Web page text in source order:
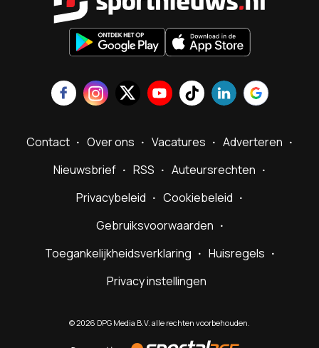
Contact Over ons Vacatures
Adverteren
Nieuwsbrief
RSS
Auteursrechten
Privacybeleid
Cookiebeleid
Gebruiksvoorwaarden
Toegankelijkheidsverklaring
Huisregels
Privacy instellingen
©2026 DPG Media B.V. alle rechten voorbehouden.
by